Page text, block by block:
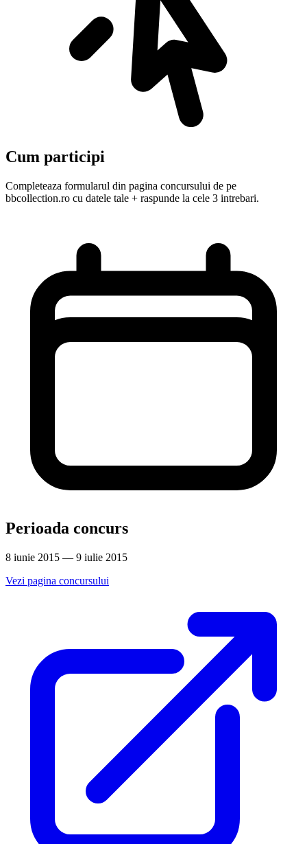
Cum participi
Completeaza formularul din pagina concursului de pe
bbcollection.ro cu datele tale + raspunde la cele 3 intrebari.
Perioada concurs
8 iunie 2015 — 9 iulie 2015
Vezi pagina concursului